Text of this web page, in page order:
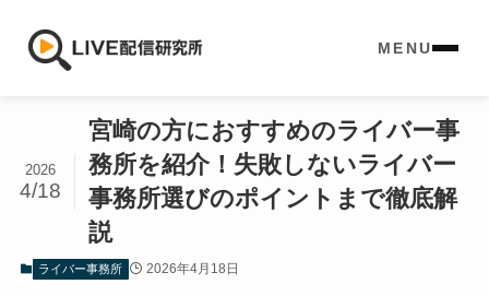
MENU
宮崎の方におすすめのライバー事
務所を紹介！失敗しないライバー
事務所選びのポイントまで徹底解
説
2026
4/18
ライバー事務所 2026年4月18日